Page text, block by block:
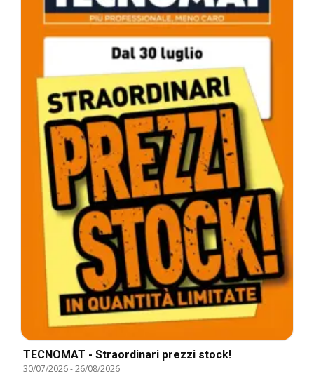
TECNOMAT - Straordinari prezzi stock!
30/07/2026-26/08/2026